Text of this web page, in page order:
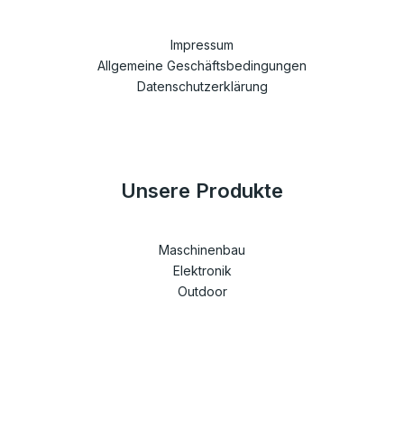
Impressum
Allgemeine Geschäftsbedingungen
Datenschutzerklärung
Unsere Produkte
Maschinenbau
Elektronik
Outdoor